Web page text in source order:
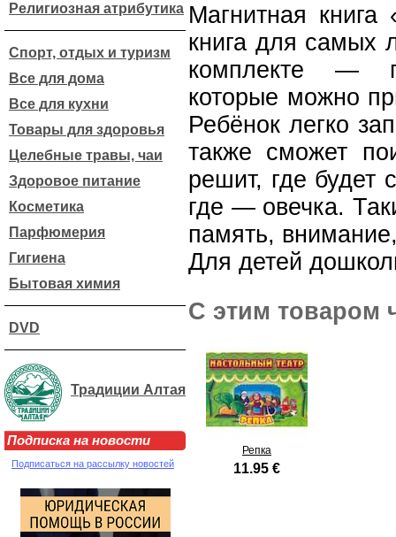
Религиозная атрибутика
Спорт, отдых и туризм
Все для дома
Все для кухни
Товары для здоровья
Целебные травы, чаи
Здоровое питание
Косметика
Парфюмерия
Гигиена
Бытовая химия
DVD
Традиции Алтая
Подписка на новости
Подписаться на рассылку новостей
Магнитная
книга для самых
комплекте —
которые можно
Ребёнок легко
также сможет
решит, где будет
где — овечка.
память,
Для детей
С этим товаром
Репка
11.95 €